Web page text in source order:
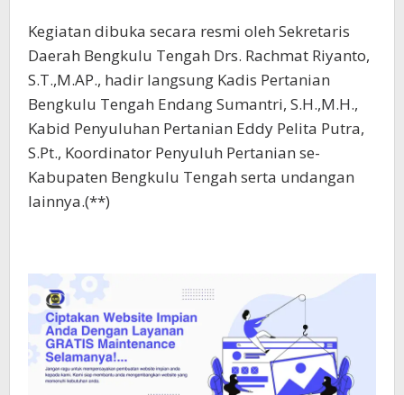
Kegiatan dibuka secara resmi oleh Sekretaris
Daerah Bengkulu Tengah Drs. Rachmat Riyanto,
S.T.,M.AP., hadir langsung Kadis Pertanian
Bengkulu Tengah Endang Sumantri, S.H.,M.H.,
Kabid Penyuluhan Pertanian Eddy Pelita Putra,
S.Pt., Koordinator Penyuluh Pertanian se-
Kabupaten Bengkulu Tengah serta undangan
lainnya.(**)